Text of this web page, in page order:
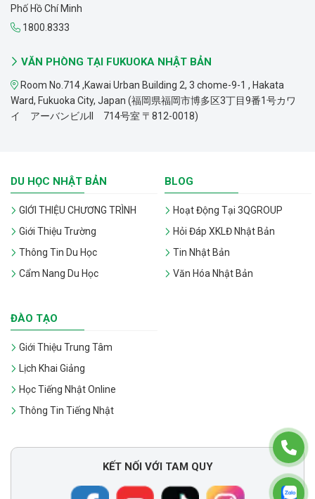
Phố Hồ Chí Minh
1800.8333
VĂN PHÒNG TẠI FUKUOKA NHẬT BẢN
Room No.714 ,Kawai Urban Building 2, 3 chome-9-1 , Hakata
Ward, Fukuoka City, Japan (福岡県福岡市博多区3丁目9番1号カワ
イ アーバンビルII 714号室 〒812-0018)
DU HỌC NHẬT BẢN
GIỚI THIỆU CHƯƠNG TRÌNH
Giới Thiệu Trường
Thông Tin Du Học
Cẩm Nang Du Học
BLOG
Hoạt Động Tại 3QGROUP
Hỏi Đáp XKLĐ Nhật Bản
Tin Nhật Bản
Văn Hóa Nhật Bản
ĐÀO TẠO
Giới Thiệu Trung Tâm
Lịch Khai Giảng
Học Tiếng Nhật Online
Thông Tin Tiếng Nhật
KẾT NỐI VỚI TAM QUY